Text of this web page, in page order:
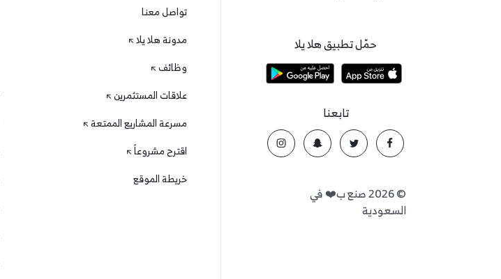
حمّل تطبيق هلا يلا
تابعنا
©
2026صنع ب❤️ في
السعودية
تواصل معنا
مدونة هلا يلا
وظائف
علاقات المستثمرين
مسرعة المشاريع الممتعة
اقترح مشروعاً
خريطة الموقع